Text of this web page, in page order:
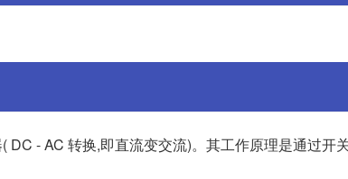
- AC 转换,即直流变交流)。其工作原理是通过开